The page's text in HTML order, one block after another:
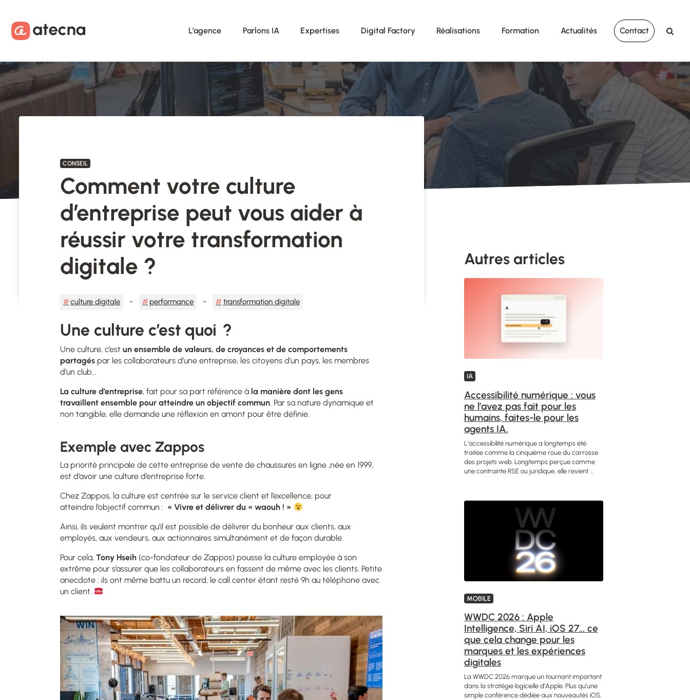
L’agence Parlons IA Expertises Digital Factory Réalisations Formation Actualités Contact
CONSEIL
Comment votre culture
d’entreprise peut vous aider à
réussir votre transformation
digitale ?
culture digitale performance transformation digitale
Une culture c’est quoi ?
Une culture, c’est un ensemble de valeurs, de croyances et de comportements
partagés par les collaborateurs d’une entreprise, les citoyens d’un pays, les membres
d’un club…
La culture d’entreprise, fait pour sa part référence à la manière dont les gens
travaillent ensemble pour atteindre un objectif commun. Par sa nature dynamique et
non tangible, elle demande une réflexion en amont pour être définie.
Exemple avec Zappos
La priorité principale de cette entreprise de vente de chaussures en ligne ,née en 1999,
est d’avoir une culture d’entreprise forte.
Chez Zappos, la culture est centrée sur le service client et l’excellence, pour
atteindre l’objectif commun : « Vivre et délivrer du « waouh ! »
Ainsi, ils veulent montrer qu’il est possible de délivrer du bonheur aux clients, aux
employés, aux vendeurs, aux actionnaires simultanément et de façon durable.
Pour cela, Tony Hseih (co-fondateur de Zappos) pousse la culture employée à son
extrême pour s’assurer que les collaborateurs en fassent de même avec les clients. Petite
anecdote : ils ont même battu un record, le call center étant resté 9h au téléphone avec
un client.
Autres articles
IA
Accessibilité numérique : vous
ne l’avez pas fait pour les
humains, faites-le pour les
agents IA.
L'accessibilité numérique a longtemps été
traitée comme la cinquième roue du carrosse
des projets web. Longtemps perçue comme
une contrainte RSE ou juridique, elle revient ...
MOBILE
WWDC 2026 : Apple
Intelligence, Siri AI, iOS 27… ce
que cela change pour les
marques et les expériences
digitales
La WWDC 2026 marque un tournant important
dans la stratégie logicielle d’Apple. Plus qu’une
simple conférence dédiée aux nouveautés iOS,